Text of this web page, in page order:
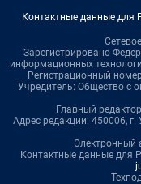
Контактные данные для
Зарегистрировано
информационных
Регистрационный
Учредитель: Общество с
Главный
Адрес редакции: 450006,
Электронный
Контактные данные для